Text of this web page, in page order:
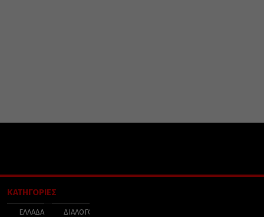
ΚΑΤΗΓΟΡΙΕΣ
ΕΛΛΑΔΑ
ΔΙΑΛΟΓΟΣ